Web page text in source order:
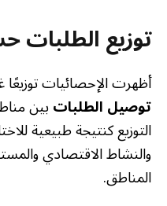
توزيع
أظهرت الإحصائيات
توصيل الطلباتبين
التوزيع كنتيجة طبيعية
والنشاط الاقتصادي
المناطق.